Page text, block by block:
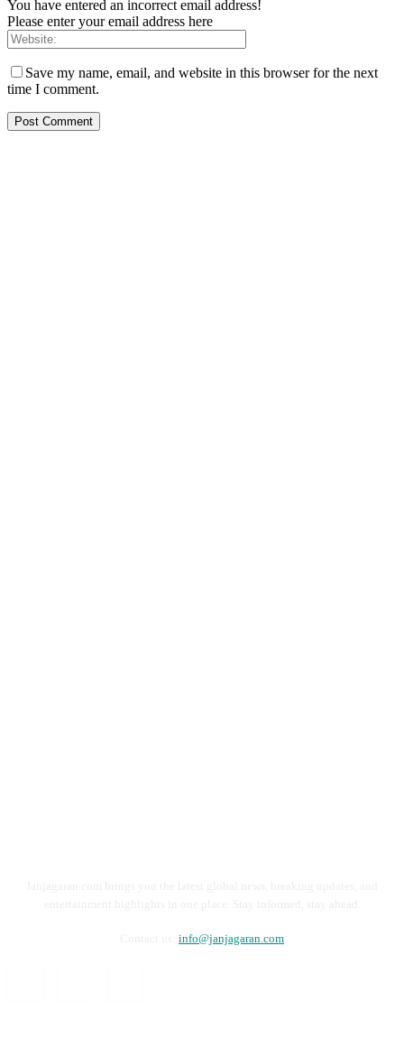
You have entered an incorrect email address!
Please enter your email address here
Save my name, email, and website in this browser for the next
time I comment.
info@janjagaran.com